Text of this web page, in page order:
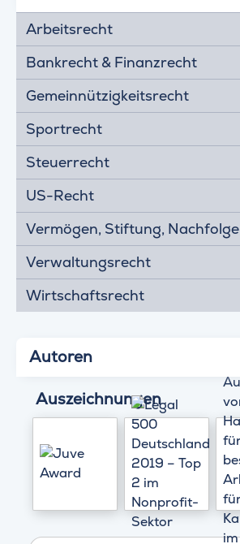
Arbeitsrecht
Bankrecht & Finanzrecht
Gemeinnützigkeitsrecht
Sportrecht
Steuerrecht
US-Recht
Vermögen, Stiftung, Nachfolge
Verwaltungsrecht
Wirtschaftsrecht
Autoren
Auszeichnungen